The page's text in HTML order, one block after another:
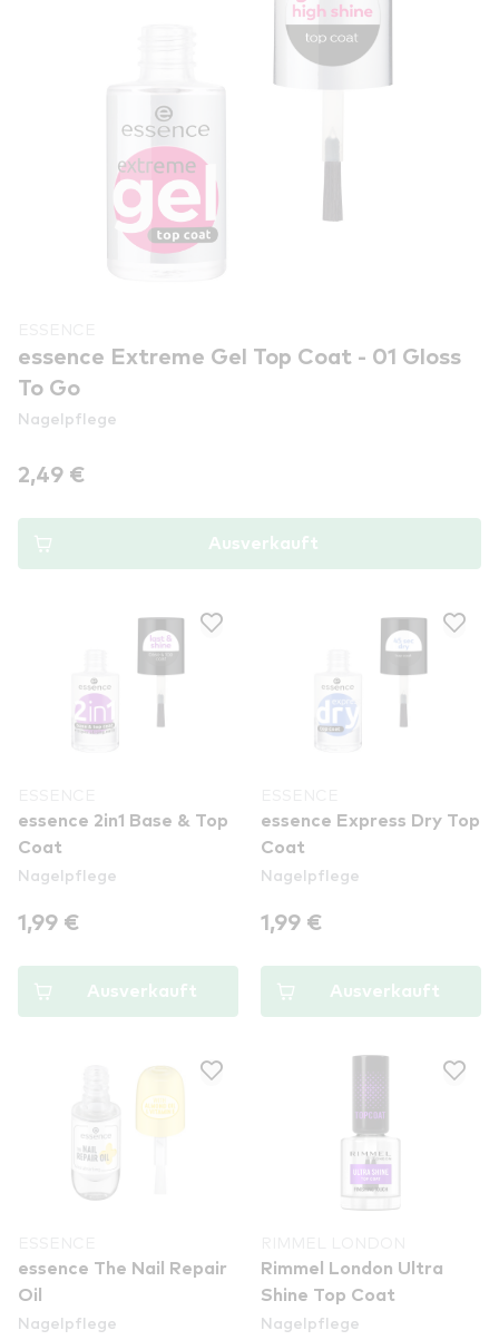
essence Extreme Gel Top Coat - 01 Gloss
To Go
Nagelpflege
2,49 €
Ausverkauft
essence 2in1 Base & Top
Coat
Nagelpflege
1,99 €
Ausverkauft
essence Express Dry Top
Coat
Nagelpflege
1,99 €
Ausverkauft
essence The Nail Repair
Oil
Nagelpflege
Rimmel London Ultra
Shine Top Coat
Nagelpflege